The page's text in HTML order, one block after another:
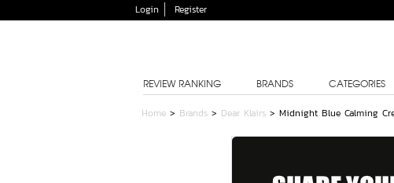
Login Register
REVIEW RANKING BRANDS CATEGORIES
Home > Brands > Dear Klairs > Midnight Blue Calming